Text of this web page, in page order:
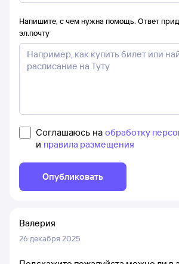
Напишите, с чем нужна помощь. Ответ
эл.почту
Соглашаюсь на обработку
и правила размещения
Опубликовать
Валерия
26 декабря 2025